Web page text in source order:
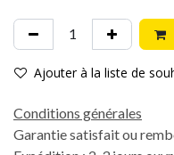
Ajouter à la liste de
Conditions générales
Garantie satisfait ou